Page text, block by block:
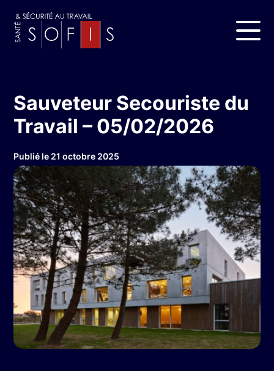
Sauveteur Secouriste du
Travail – 05/02/2026
Publié le 21 octobre 2025